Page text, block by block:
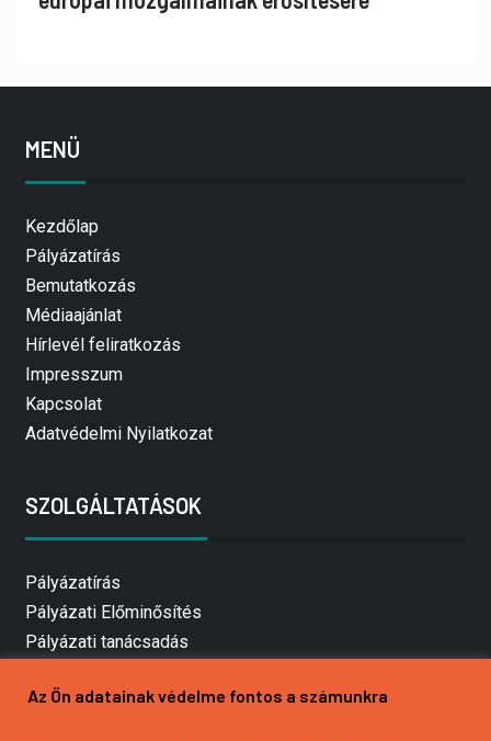
MENÜ
Kezdőlap
Pályázatírás
Bemutatkozás
Médiaajánlat
Hírlevél feliratkozás
Impresszum
Kapcsolat
Adatvédelmi Nyilatkozat
SZOLGÁLTATÁSOK
Pályázatírás
Pályázati Előminősítés
Pályázati tanácsadás
Mezőgazdasági pályázatírás
Az Ön adatainak védelme fontos a számunkra